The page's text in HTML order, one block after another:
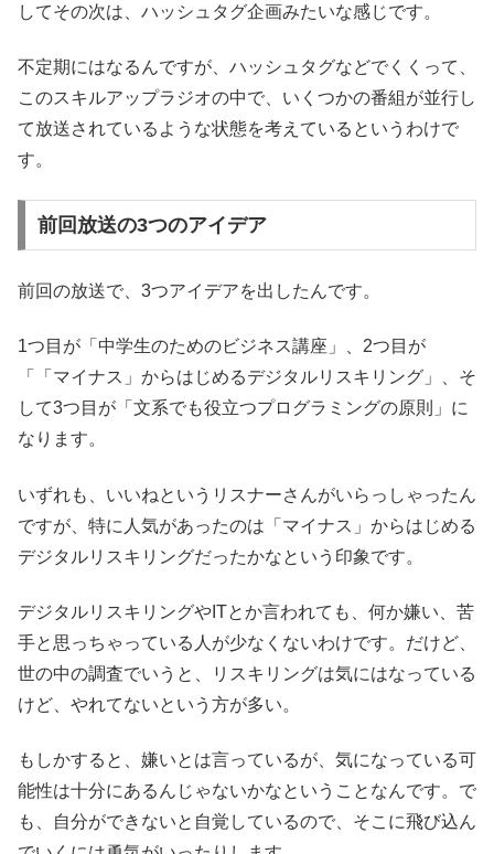
してその次は、ハッシュタグ企画みたいな感じです。
不定期にはなるんですが、ハッシュタグなどでくくって、
このスキルアップラジオの中で、いくつかの番組が並行し
て放送されているような状態を考えているというわけで
す。
前回放送の3つのアイデア
前回の放送で、3つアイデアを出したんです。
1つ目が「中学生のためのビジネス講座」、2つ目が
「「マイナス」からはじめるデジタルリスキリング」、そ
して3つ目が「文系でも役立つプログラミングの原則」に
なります。
いずれも、いいねというリスナーさんがいらっしゃったん
ですが、特に人気があったのは「マイナス」からはじめる
デジタルリスキリングだったかなという印象です。
デジタルリスキリングやITとか言われても、何か嫌い、苦
手と思っちゃっている人が少なくないわけです。だけど、
世の中の調査でいうと、リスキリングは気にはなっている
けど、やれてないという方が多い。
もしかすると、嫌いとは言っているが、気になっている可
能性は十分にあるんじゃないかなということなんです。で
も、自分ができないと自覚しているので、そこに飛び込ん